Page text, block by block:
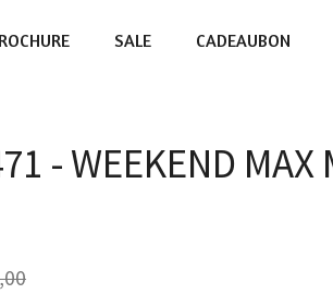
SALE CADEAUBON
- WEEKEND MAX